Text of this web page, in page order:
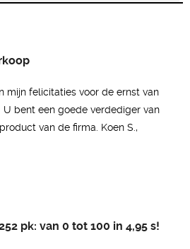
mijn felicitaties voor de ernst van
bent een goede verdediger van
van de firma. Koen S.,
pk: van 0 tot 100 in 4,95 s!